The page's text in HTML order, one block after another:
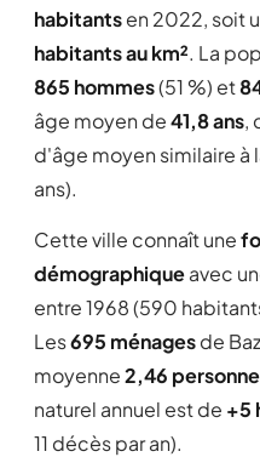
habitantsen 2022, soit
habitants au km². La
865 hommes(51 %) et
âge moyen de41,8 ans,
d'âge moyen similaire à
ans).
Cette ville connaît une
démographiqueavec
entre 1968 (590
Les695 ménagesde
moyenne2,46
naturel annuel est de +5
11 décès par an).